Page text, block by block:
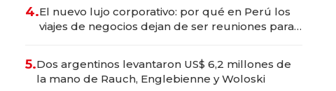
4.El nuevo lujo corporativo: por qué en Perú los
viajes de negocios dejan de ser reuniones para
5.Dos argentinos levantaron US$ 6,2 millones de
la mano de Rauch, Englebienne y Woloski